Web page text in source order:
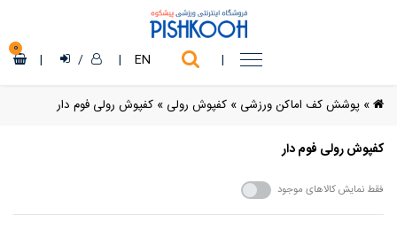
|
EN
|
/
|
0
» پوشش کف اماکن ورزشی » کفپوش رولی » کفپوش رولی فوم دار
کفپوش رولی فوم دار
فقط نمایش کالاهای موجود